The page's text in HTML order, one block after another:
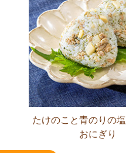
たけのこと青のりの
おにぎり